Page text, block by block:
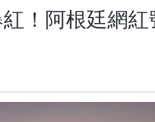
！阿根廷網紅